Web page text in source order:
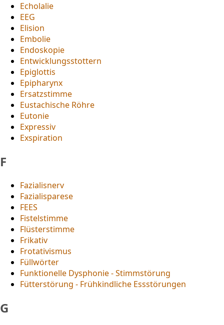
Echolalie
EEG
Elision
Embolie
Endoskopie
Entwicklungsstottern
Epiglottis
Epipharynx
Ersatzstimme
Eustachische Röhre
Eutonie
Expressiv
Exspiration
F
Fazialisnerv
Fazialisparese
FEES
Fistelstimme
Flüsterstimme
Frikativ
Frotativismus
Füllwörter
Funktionelle Dysphonie - Stimmstörung
Fütterstörung - Frühkindliche Essstörungen
G